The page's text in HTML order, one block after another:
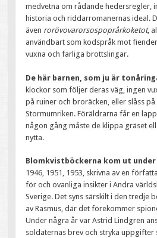
medvetna om rådande hedersregler,
historia och riddarromanernas ideal.
även rorövovarorsospoprårkoketot,
användbart som kodspråk mot
vuxna och farliga brottslingar.
De här barnen, som ju är
klockor som följer deras väg, ingen
på ruiner och broräcken, eller slåss
Stormumriken. Föräldrarna får en
någon gång måste de klippa gräset
nytta.
Blomkvistböckerna kom ut
1946, 1951, 1953, skrivna av en
för och ovanliga insikter i Andra
Sverige. Det syns särskilt i den tredje
av Rasmus, där det förekommer
Under några år var Astrid Lindgren
soldaternas brev och stryka uppgifter